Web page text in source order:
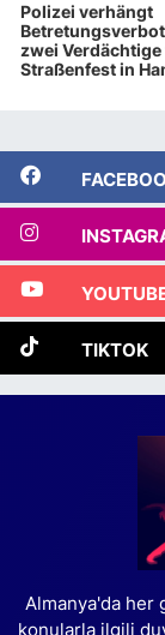
Polizei verhängt
zwei
Straßenfest in
TIKTOK
Almanya'da her
konularla ilgili